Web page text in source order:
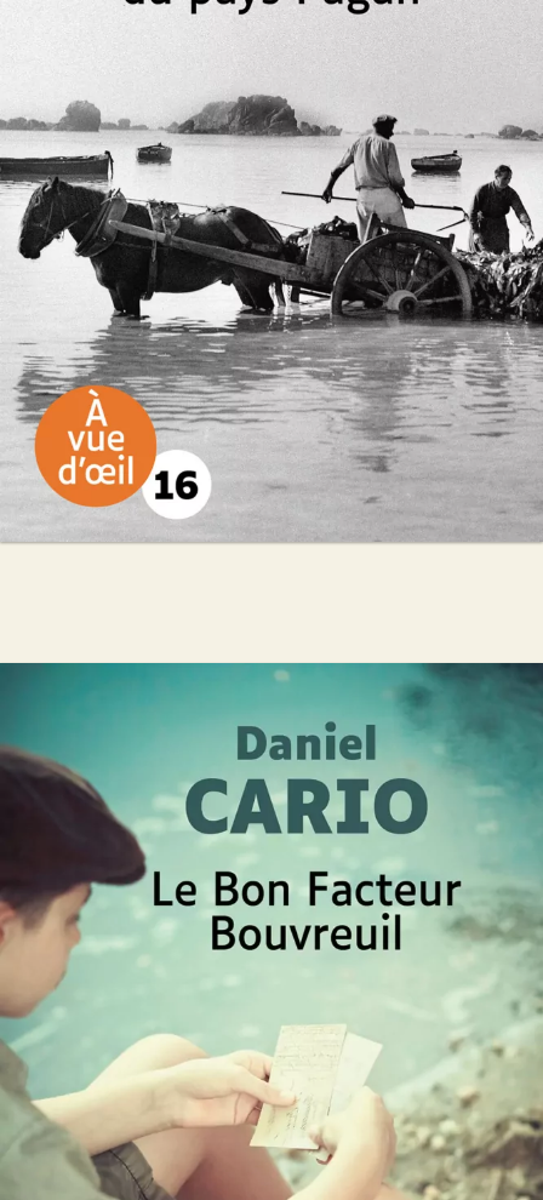
Les Forçats du pays Pagan
Daniel Cario
28€
Le Bon Facteur Bouvreuil
Daniel Cario
28€